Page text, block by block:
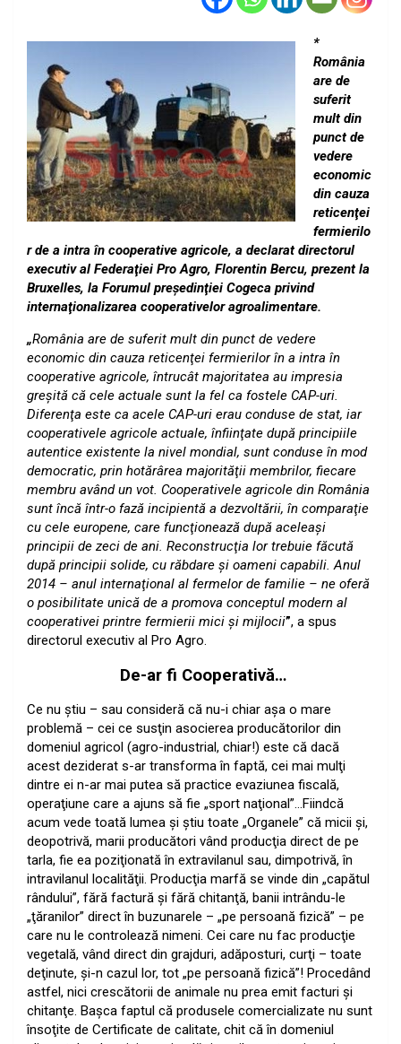
*
România
are de
suferit
mult din
punct de
vedere
economic
din cauza
reticenţei
fermierilo
r de a intra în cooperative agricole, a declarat directorul
executiv al Federaţiei Pro Agro, Florentin Bercu, prezent la
Bruxelles, la Forumul preşedinţiei Cogeca privind
internaţionalizarea cooperativelor agroalimentare.
„România are de suferit mult din punct de vedere
economic din cauza reticenţei fermierilor în a intra în
cooperative agricole, întrucât majoritatea au impresia
greşită că cele actuale sunt la fel ca fostele CAP-uri.
Diferenţa este ca acele CAP-uri erau conduse de stat, iar
cooperativele agricole actuale, înfiinţate după principiile
autentice existente la nivel mondial, sunt conduse în mod
democratic, prin hotărârea majorităţii membrilor, fiecare
membru având un vot. Cooperativele agricole din România
sunt încă într-o fază incipientă a dezvoltării, în comparaţie
cu cele europene, care funcţionează după aceleaşi
principii de zeci de ani. Reconstrucţia lor trebuie făcută
după principii solide, cu răbdare şi oameni capabili. Anul
2014 – anul internaţional al fermelor de familie – ne oferă
o posibilitate unică de a promova conceptul modern al
cooperativei printre fermierii mici şi mijlocii”, a spus
directorul executiv al Pro Agro.
De-ar fi Cooperativă…
Ce nu ştiu – sau consideră că nu-i chiar aşa o mare
problemă – cei ce susţin asocierea producătorilor din
domeniul agricol (agro-industrial, chiar!) este că dacă
acest deziderat s-ar transforma în faptă, cei mai mulţi
dintre ei n-ar mai putea să practice evaziunea fiscală,
operaţiune care a ajuns să fie „sport naţional”…Fiindcă
acum vede toată lumea şi ştiu toate „Organele” că micii şi,
deopotrivă, marii producători vând producţia direct de pe
tarla, fie ea poziţionată în extravilanul sau, dimpotrivă, în
intravilanul localităţii. Producţia marfă se vinde din „capătul
rândului”, fără factură şi fără chitanţă, banii intrându-le
„ţăranilor” direct în buzunarele – „pe persoană fizică” – pe
care nu le controlează nimeni. Cei care nu fac producţie
vegetală, vând direct din grajduri, adăposturi, curţi – toate
deţinute, şi-n cazul lor, tot „pe persoană fizică”! Procedând
astfel, nici crescătorii de animale nu prea emit facturi şi
chitanţe. Başca faptul că produsele comercializate nu sunt
însoţite de Certificate de calitate, chit că în domeniul